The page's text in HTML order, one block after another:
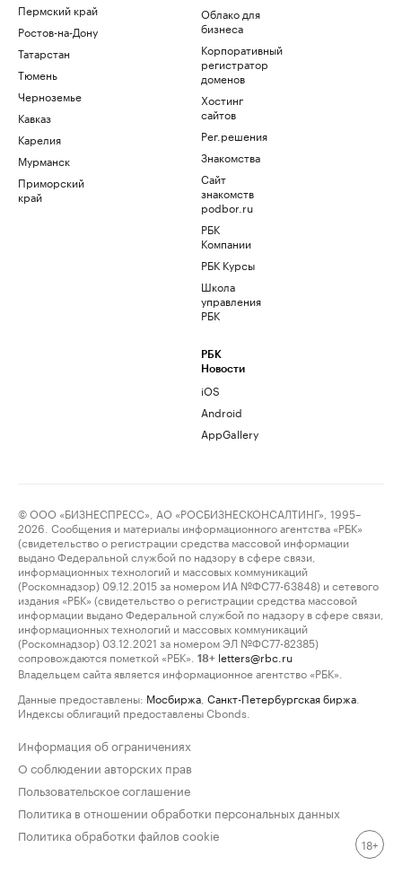
Пермский край
Ростов-на-Дону
Татарстан
Тюмень
Черноземье
Кавказ
Карелия
Мурманск
Приморский
край
Облако для
бизнеса
Корпоративный
регистратор
доменов
Хостинг
сайтов
Рег.решения
Знакомства
Сайт
знакомств
podbor.ru
РБК
Компании
РБК Курсы
Школа
управления
РБК
РБК
Новости
iOS
Android
AppGallery
© ООО «БИЗНЕСПРЕСС», АО «РОСБИЗНЕСКОНСАЛТИНГ», 1995–
2026. Сообщения и материалы информационного агентства «РБК»
(свидетельство о регистрации средства массовой информации
выдано Федеральной службой по надзору в сфере связи,
информационных технологий и массовых коммуникаций
(Роскомнадзор) 09.12.2015 за номером ИА №ФС77-63848) и сетевого
издания «РБК» (свидетельство о регистрации средства массовой
информации выдано Федеральной службой по надзору в сфере связи,
информационных технологий и массовых коммуникаций
(Роскомнадзор) 03.12.2021 за номером ЭЛ №ФС77-82385)
сопровождаются пометкой «РБК».
18+ letters@rbc.ru
Владельцем сайта является информационное агентство «РБК».
Данные предоставлены: Мосбиржа Санкт-Петербургская биржа
Индексы облигаций предоставлены Cbonds.
Информация об ограничениях
О соблюдении авторских прав
Пользовательское соглашение
Политика в отношении обработки персональных данных
Политика обработки файлов cookie
18+